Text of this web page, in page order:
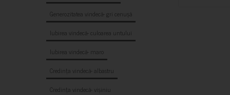
Generozitatea vindecă- gri cenușă
Iubirea vindecă- culoarea untului
Iubirea vindecă- maro
Credința vindecă- albastru
Credința vindecă- vișiniu